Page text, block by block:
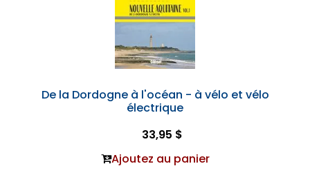
De la Dordogne à l'océan - à vélo et vélo
électrique
33,95 $
Ajoutez au panier